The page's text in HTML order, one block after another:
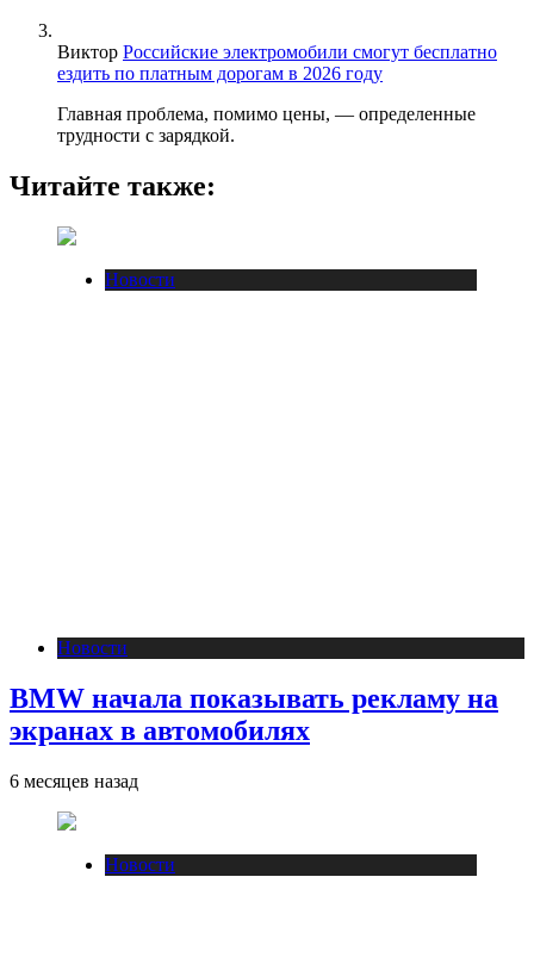
Виктор Российские электромобили смогут бесплатно
ездить по платным дорогам в 2026 году
Главная проблема, помимо цены, — определенные
трудности с зарядкой.
Читайте также:
Новости
Новости
BMW начала показывать рекламу на
экранах в автомобилях
6 месяцев назад
Новости